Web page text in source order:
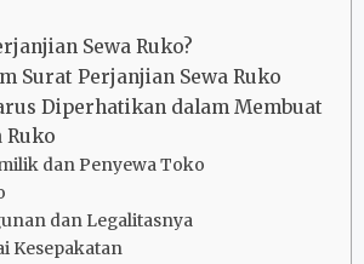
Sewa Ruko?
Surat Perjanjian Sewa Ruko
Diperhatikan dalam Membuat
Ruko
dan Penyewa Toko
dan Legalitasnya
Kesepakatan